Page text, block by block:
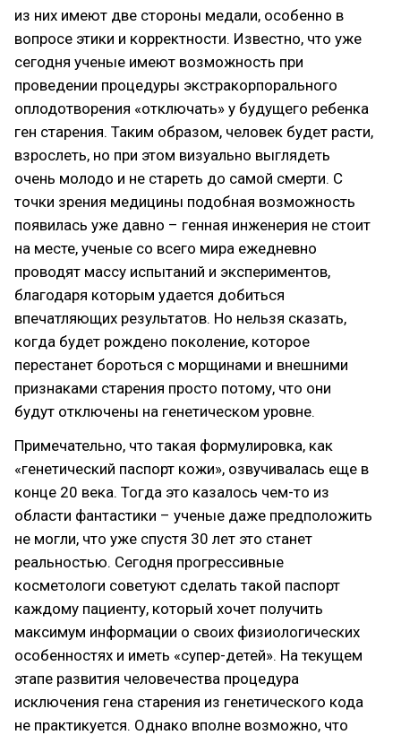
из них имеют две стороны медали, особенно в
вопросе этики и корректности. Известно, что уже
сегодня ученые имеют возможность при
проведении процедуры экстракорпорального
оплодотворения «отключать» у будущего ребенка
ген старения. Таким образом, человек будет расти,
взрослеть, но при этом визуально выглядеть
очень молодо и не стареть до самой смерти. С
точки зрения медицины подобная возможность
появилась уже давно – генная инженерия не стоит
на месте, ученые со всего мира ежедневно
проводят массу испытаний и экспериментов,
благодаря которым удается добиться
впечатляющих результатов. Но нельзя сказать,
когда будет рождено поколение, которое
перестанет бороться с морщинами и внешними
признаками старения просто потому, что они
будут отключены на генетическом уровне.
Примечательно, что такая формулировка, как
«генетический паспорт кожи», озвучивалась еще в
конце 20 века. Тогда это казалось чем-то из
области фантастики – ученые даже предположить
не могли, что уже спустя 30 лет это станет
реальностью. Сегодня прогрессивные
косметологи советуют сделать такой паспорт
каждому пациенту, который хочет получить
максимум информации о своих физиологических
особенностях и иметь «супер-детей». На текущем
этапе развития человечества процедура
исключения гена старения из генетического кода
не практикуется. Однако вполне возможно, что